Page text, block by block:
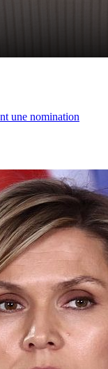
une nomination